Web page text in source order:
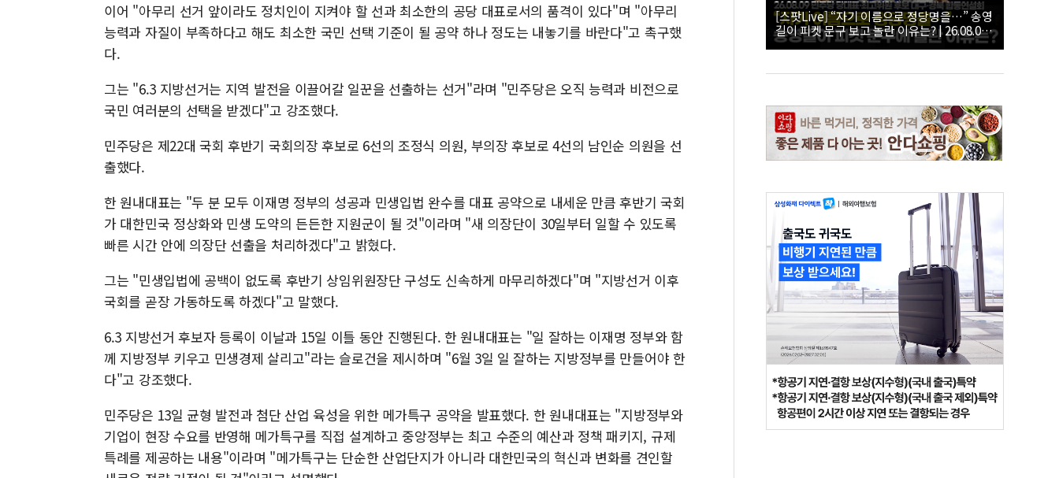
이어 "아무리 선거 앞이라도 정치인이 지켜야 할 선과 최소한의 공당 대표로서의 품격이 있다"며 "아무리
능력과 자질이 부족하다고 해도 최소한 국민 선택 기준이 될 공약 하나 정도는 내놓기를 바란다"고 촉구했
다.
그는 "6.3 지방선거는 지역 발전을 이끌어갈 일꾼을 선출하는 선거"라며 "민주당은 오직 능력과 비전으로
국민 여러분의 선택을 받겠다"고 강조했다.
민주당은 제22대 국회 후반기 국회의장 후보로 6선의 조정식 의원, 부의장 후보로 4선의 남인순 의원을 선
출했다.
한 원내대표는 "두 분 모두 이재명 정부의 성공과 민생입법 완수를 대표 공약으로 내세운 만큼 후반기 국회
가 대한민국 정상화와 민생 도약의 든든한 지원군이 될 것"이라며 "새 의장단이 30일부터 일할 수 있도록
빠른 시간 안에 의장단 선출을 처리하겠다"고 밝혔다.
그는 "민생입법에 공백이 없도록 후반기 상임위원장단 구성도 신속하게 마무리하겠다"며 "지방선거 이후
국회를 곧장 가동하도록 하겠다"고 말했다.
6.3 지방선거 후보자 등록이 이날과 15일 이틀 동안 진행된다. 한 원내대표는 "일 잘하는 이재명 정부와 함
께 지방정부 키우고 민생경제 살리고"라는 슬로건을 제시하며 "6월 3일 일 잘하는 지방정부를 만들어야 한
다"고 강조했다.
민주당은 13일 균형 발전과 첨단 산업 육성을 위한 메가특구 공약을 발표했다. 한 원내대표는 "지방정부와
기업이 현장 수요를 반영해 메가특구를 직접 설계하고 중앙정부는 최고 수준의 예산과 정책 패키지, 규제
특례를 제공하는 내용"이라며 "메가특구는 단순한 산업단지가 아니라 대한민국의 혁신과 변화를 견인할
[스팟Live] “자기 이름으로 정당명을…” 송영
길이 피켓 문구 보고 놀란 이유는? | 26.08.09
더불어민주당 당대표·최고위원 후보 대구·경